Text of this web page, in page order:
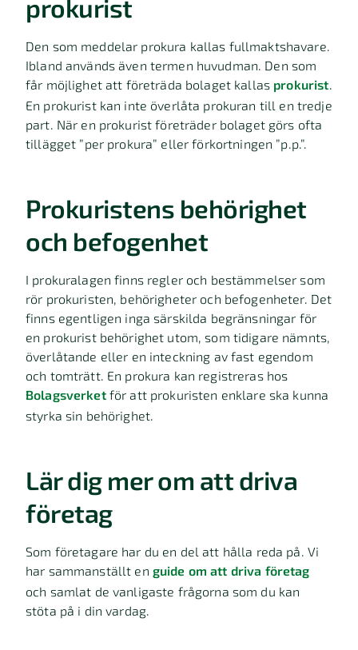
prokurist
Den som meddelar prokura kallas fullmaktshavare.
Ibland används även termen huvudman. Den som
får möjlighet att företräda bolaget kallas prokurist.
En prokurist kan inte överlåta prokuran till en tredje
part. När en prokurist företräder bolaget görs ofta
tillägget ”per prokura” eller förkortningen ”p.p.”.
Prokuristens behörighet
och befogenhet
I prokuralagen finns regler och bestämmelser som
rör prokuristen, behörigheter och befogenheter. Det
finns egentligen inga särskilda begränsningar för
en prokurist behörighet utom, som tidigare nämnts,
överlåtande eller en inteckning av fast egendom
och tomträtt. En prokura kan registreras hos
Bolagsverketför att prokuristen enklare ska kunna
styrka sin behörighet.
Lär dig mer om att driva
företag
Som företagare har du en del att hålla reda på. Vi
har sammanställt en guide om att driva företag
och samlat de vanligaste frågorna som du kan
stöta på i din vardag.